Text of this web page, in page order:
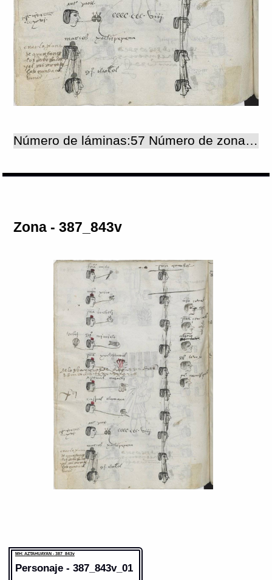
Número de láminas:57 Número de zonas:57
Zona - 387_843v
MH: AZTAHUAYAN - 387_843v
Personaje - 387_843v_01